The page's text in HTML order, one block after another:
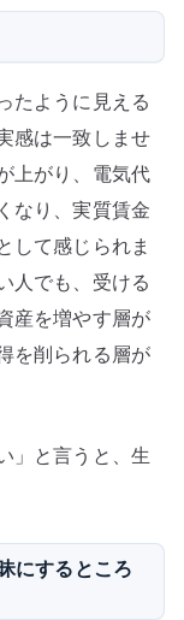
たように見える
感は一致しませ
上がり、電気代
なり、実質賃金
して感じられま
人でも、受ける
産を増やす層が
を削られる層が
」と言うと、生
にするところ